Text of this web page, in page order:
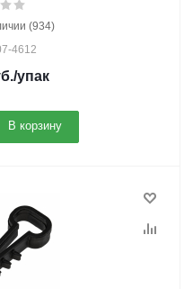
(934)
4612
/упак
В корзину